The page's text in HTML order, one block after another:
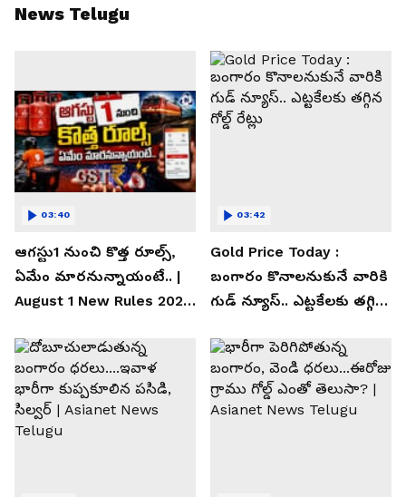
News Telugu
ఆగస్టు1 నుంచి కొత్త రూల్స్,
ఏమేం మారనున్నాయంటే.. |
August 1 New Rules 2026
03:40
Gold Price Today :
బంగారం కొనాలనుకునే వారికి
గుడ్ న్యూస్.. ఎట్టకేలకు తగ్గిన
03:42